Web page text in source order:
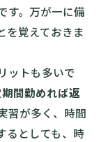
す。万が一に備
を覚えておきま
ットも多いで
間勤めれば返
習が多く、時間
るとしても、時